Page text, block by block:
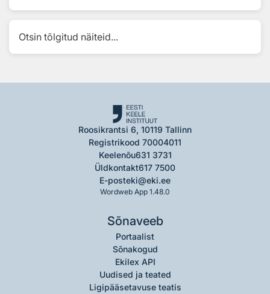
Otsin tõlgitud näiteid...
Roosikrantsi 6, 10119 Tallinn
Registrikood 70004011
Keelenõu631 3731
Üldkontakt617 7500
E-posteki@eki.ee
Wordweb App 1.48.0
Sõnaveeb
Portaalist
Sõnakogud
Ekilex API
Uudised ja teated
Ligipääsetavuse teatis